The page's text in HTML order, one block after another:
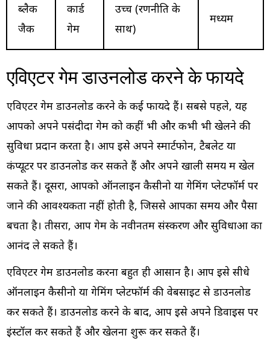
ब्लैक
जैक
कार्ड
गेम
उच्च (रणनीति के
साथ)
मध्यम
एविएटर गेम डाउनलोड करने के फायदे
एविएटर गेम डाउनलोड करने के कई फायदे हैं। सबसे पहले, यह
आपको अपने पसंदीदा गेम को कहीं भी और कभी भी खेलने की
सुविधा प्रदान करता है। आप इसे अपने स्मार्टफोन, टैबलेट या
कंप्यूटर पर डाउनलोड कर सकते हैं और अपने खाली समय में खेल
सकते हैं। दूसरा, आपको ऑनलाइन कैसीनो या गेमिंग प्लेटफॉर्म पर
जाने की आवश्यकता नहीं होती है, जिससे आपका समय और पैसा
बचता है। तीसरा, आप गेम के नवीनतम संस्करण और सुविधाओं का
आनंद ले सकते हैं।
एविएटर गेम डाउनलोड करना बहुत ही आसान है। आप इसे सीधे
ऑनलाइन कैसीनो या गेमिंग प्लेटफॉर्म की वेबसाइट से डाउनलोड
कर सकते हैं। डाउनलोड करने के बाद, आप इसे अपने डिवाइस पर
इंस्टॉल कर सकते हैं और खेलना शुरू कर सकते हैं।